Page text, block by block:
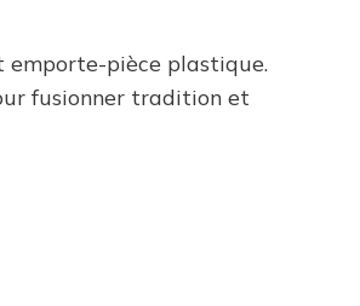
emporte-pièce plastique.
fusionner tradition et